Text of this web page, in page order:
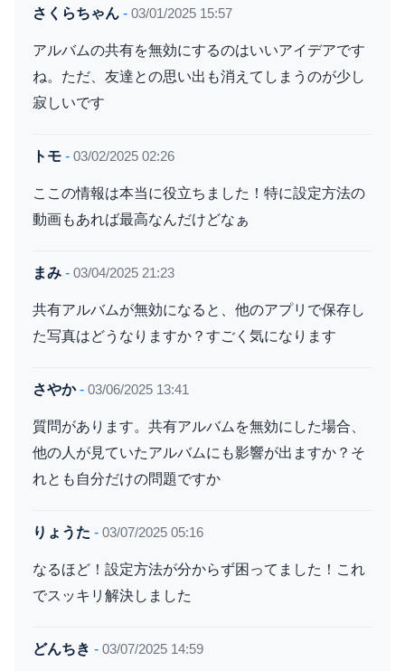
さくらちゃん - 03/01/2025 15:57
アルバムの共有を無効にするのはいいアイデアです
ね。ただ、友達との思い出も消えてしまうのが少し
寂しいです
トモ - 03/02/2025 02:26
ここの情報は本当に役立ちました！特に設定方法の
動画もあれば最高なんだけどなぁ
まみ - 03/04/2025 21:23
共有アルバムが無効になると、他のアプリで保存し
た写真はどうなりますか？すごく気になります
さやか- 03/06/2025 13:41
質問があります。共有アルバムを無効にした場合、
他の人が見ていたアルバムにも影響が出ますか？そ
れとも自分だけの問題ですか
りょうた - 03/07/2025 05:16
なるほど！設定方法が分からず困ってました！これ
でスッキリ解決しました
どんちき - 03/07/2025 14:59